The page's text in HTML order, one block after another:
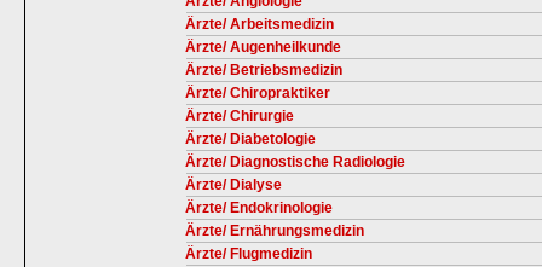
Ärzte/ Arbeitsmedizin
Ärzte/ Augenheilkunde
Ärzte/ Betriebsmedizin
Ärzte/ Chiropraktiker
Ärzte/ Chirurgie
Ärzte/ Diabetologie
Ärzte/ Diagnostische Radiologie
Ärzte/ Dialyse
Ärzte/ Endokrinologie
Ärzte/ Ernährungsmedizin
Ärzte/ Flugmedizin